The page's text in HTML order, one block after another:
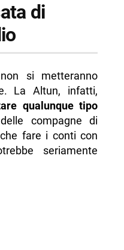
di
non si metteranno
La Altun, infatti,
qualunque tipo
compagne di
fare i conti con
seriamente